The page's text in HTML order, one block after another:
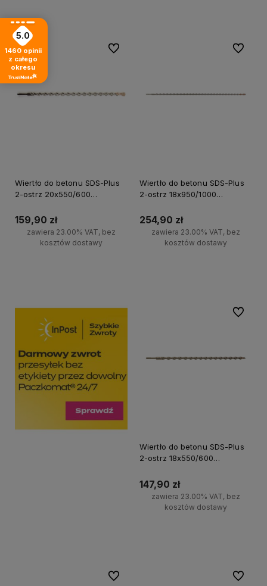
Wiertło do betonu SDS-Plus
2-ostrz 20x550/600
159,90 zł
zawiera 23.00% VAT, bez
kosztów dostawy
Do ulubionych
Wiertło do betonu SDS-Plus
2-ostrz 18x950/1000
254,90 zł
zawiera 23.00% VAT, bez
kosztów dostawy
Do
Wiertło do betonu SDS-Plus
2-ostrz 18x550/600
147,90 zł
zawiera 23.00% VAT, bez
kosztów dostawy
Do
Do ulubionych Do
5.0
1460 opinii
z całego
okresu